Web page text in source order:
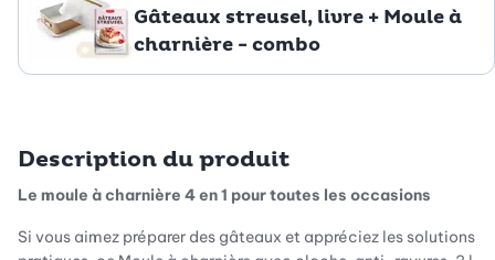
Gâteaux streusel, livre + Moule à
charnière - combo
Description du produit
Le moule à charnière 4 en 1 pour toutes les occasions
Si vous aimez préparer des gâteaux et appréciez les solutions